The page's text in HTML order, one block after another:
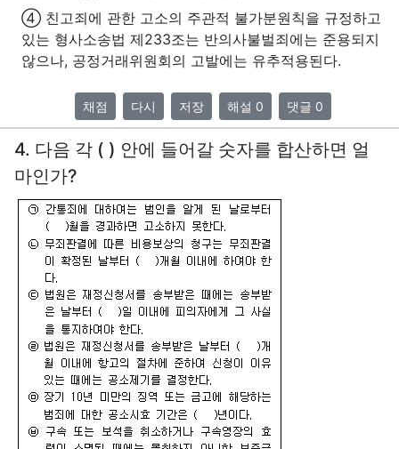
④ 친고죄에 관한 고소의 주관적 불가분원칙을 규정하고
있는 형사소송법 제233조는 반의사불벌죄에는 준용되지
않으나, 공정거래위원회의 고발에는 유추적용된다.
채점 다시 저장 해설 0 댓글 0
4. 다음 각 ( ) 안에 들어갈 숫자를 합산하면 얼
마인가?